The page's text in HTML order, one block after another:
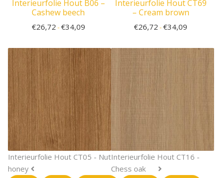
Interieurfolie Hout B06 –
Cashew beech
€26,72 -€34,09
Interieurfolie Hout CT69
– Cream brown
€26,72 -€34,09
Interieurfolie Hout CT05 - Nut
honey
Interieurfolie Hout CT16 -
Chess oak